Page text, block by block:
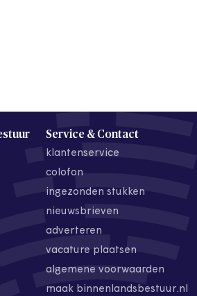
Service & Contact
klantenservice
colofon
ingezonden stukken
nieuwsbrieven
adverteren
vacature plaatsen
algemene voorwaarden
maak binnenlandsbestuur.nl